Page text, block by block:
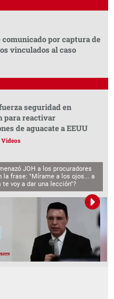
comunicado por captura de
vinculados al caso
seguridad en
para reactivar
de aguacate a EEUU
JOH a los procuradores
la frase: "Mírame a los ojos... a
te voy a dar una lección"?